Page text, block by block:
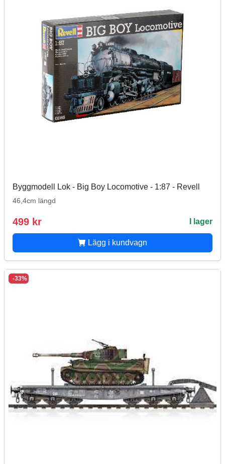
Byggmodell Lok - Big Boy Locomotive - 1:87 - Revell
46,4cm längd
499 kr I lager
Lägg i kundvagn
-33%